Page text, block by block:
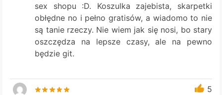
sex shopu :D. Koszulka zajebista, skarpetki
obłędne no i pełno gratisów, a wiadomo to nie
są tanie rzeczy. Nie wiem jak się nosi, bo stary
oszczędza na lepsze czasy, ale na pewno
będzie git.
5